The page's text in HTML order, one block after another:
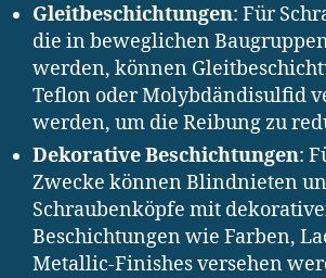
Gleitbeschichtungen: Für
die in beweglichen
werden, können
Teflon oder Molybdändisulfid
werden, um die Reibung zu
Dekorative Beschichtungen:
Zwecke können Blindnieten
Schraubenköpfe mit
Beschichtungen wie Farben,
Metallic-Finishes versehen